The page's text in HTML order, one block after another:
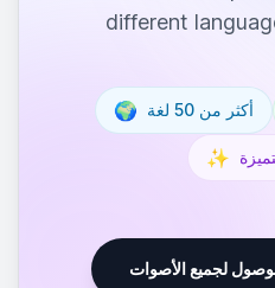
different
🌍 أكثر من 50 لغة
✨
لجميع الأصوات